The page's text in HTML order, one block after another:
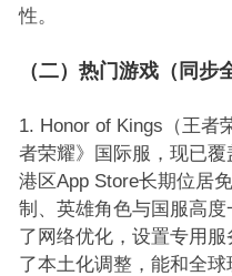
性。
（二）热门游戏（同步
Honor of Kings（王者
者荣耀》国际服，现已
港区App Store长期位居
制、英雄角色与国服高
了网络优化，设置专用
了本土化调整，能和全